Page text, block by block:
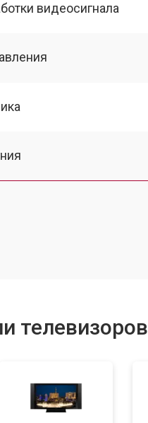
видеосигнала